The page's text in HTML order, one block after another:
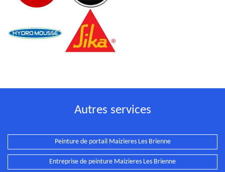
Autres services
Peinture de portail Maizieres Les Brienne
Entreprise de peinture Maizieres Les Brienne